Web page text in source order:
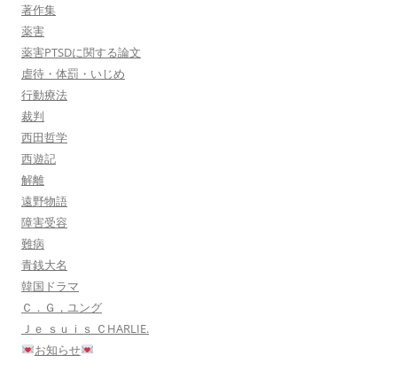
著作集
薬害
薬害PTSDに関する論文
虐待・体罰・いじめ
行動療法
裁判
西田哲学
西遊記
解離
遠野物語
障害受容
難病
青銭大名
韓国ドラマ
Ｃ．Ｇ，ユング
Ｊｅ ｓｕｉｓ ＣHARLIE.
お知らせ